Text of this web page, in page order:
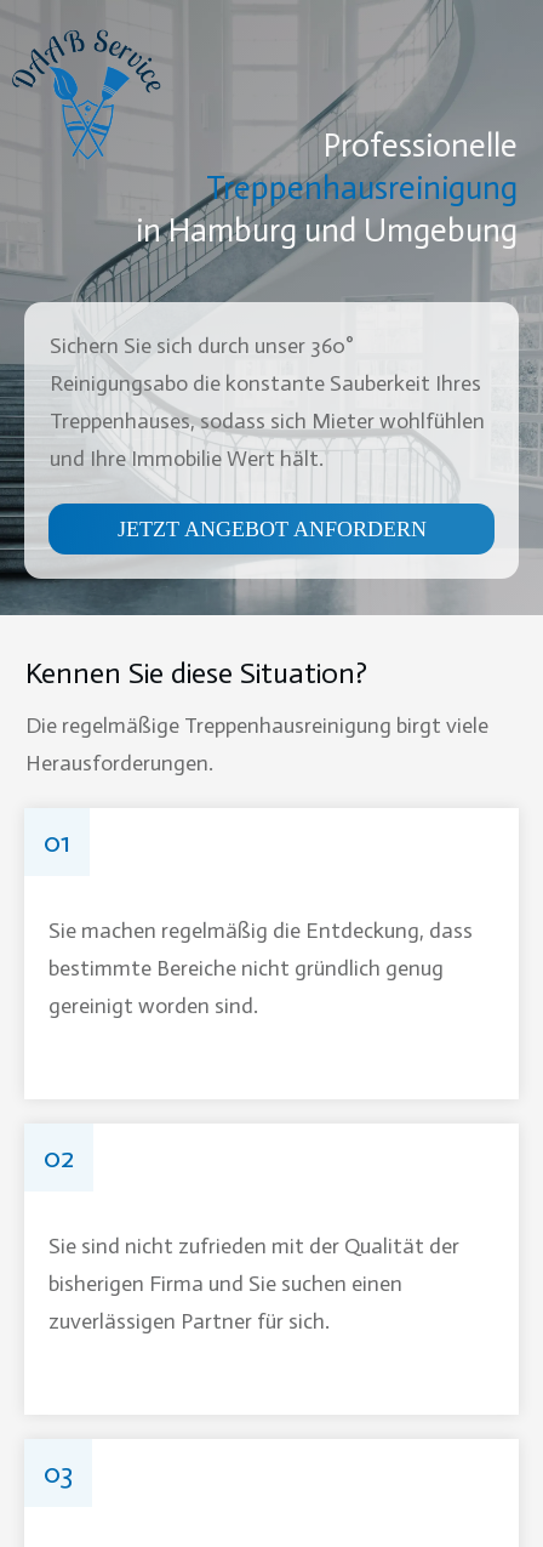
Professionelle
Treppenhausreinigung
inHamburg und Umgebung
Sichern Sie sich durch unser 360°
Reinigungsabo die konstante Sauberkeit Ihres
Treppenhauses, sodass sich Mieter wohlfühlen
und Ihre Immobilie Wert hält.
JETZT ANGEBOT ANFORDERN
Kennen Sie diese Situation?
Die regelmäßige Treppenhausreinigung birgt viele
Herausforderungen.
01
Sie machen regelmäßig die Entdeckung, dass
bestimmte Bereiche nicht gründlich genug
gereinigt worden sind.
02
Sie sind nicht zufrieden mit der Qualität der
bisherigen Firma und Sie suchen einen
zuverlässigen Partner für sich.
03